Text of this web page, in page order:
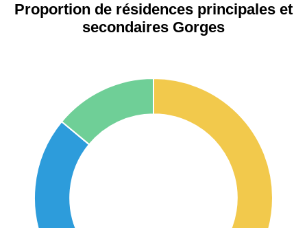
Proportion de résidences principales et
secondaires Gorges